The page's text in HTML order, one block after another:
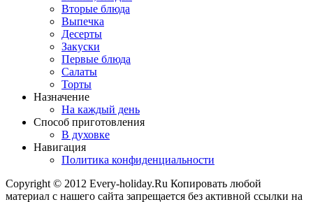
Вторые блюда
Выпечка
Десерты
Закуски
Первые блюда
Салаты
Торты
Назначение
На каждый день
Способ приготовления
В духовке
Навигация
Политика конфиденциальности
Copyright © 2012 Every-holiday.Ru Копировать любой
материал с нашего сайта запрещается без активной ссылки на